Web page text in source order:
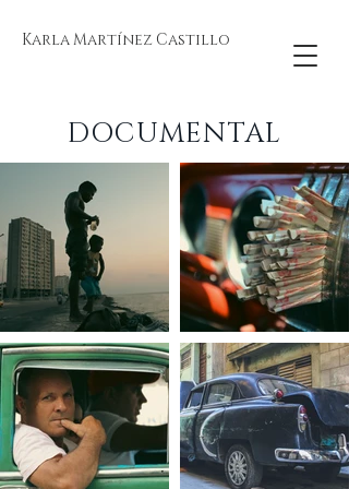
Karla Martínez Castillo
DOCUMENTAL